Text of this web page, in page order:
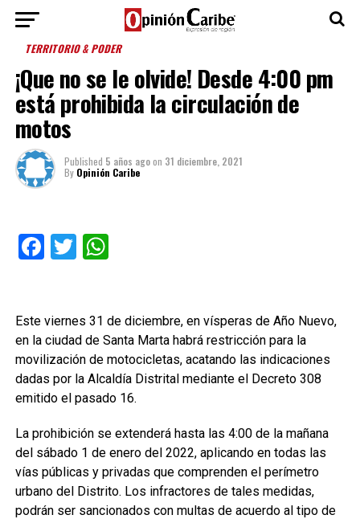
TERRITORIO & PODER
¡Que no se le olvide! Desde 4:00 pm
está prohibida la circulación de
motos
Published 5 años agoon 31 diciembre, 2021
By Opinión Caribe
Facebook
TwitterWhatsApp
Este viernes 31 de diciembre, en vísperas de Año Nuevo,
en la ciudad de Santa Marta habrá restricción para la
movilización de motocicletas, acatando las indicaciones
dadas por la Alcaldía Distrital mediante el Decreto 308
emitido el pasado 16.
La prohibición se extenderá hasta las 4:00 de la mañana
del sábado 1 de enero del 2022, aplicando en todas las
vías públicas y privadas que comprenden el perímetro
urbano del Distrito. Los infractores de tales medidas,
podrán ser sancionados con multas de acuerdo al tipo de